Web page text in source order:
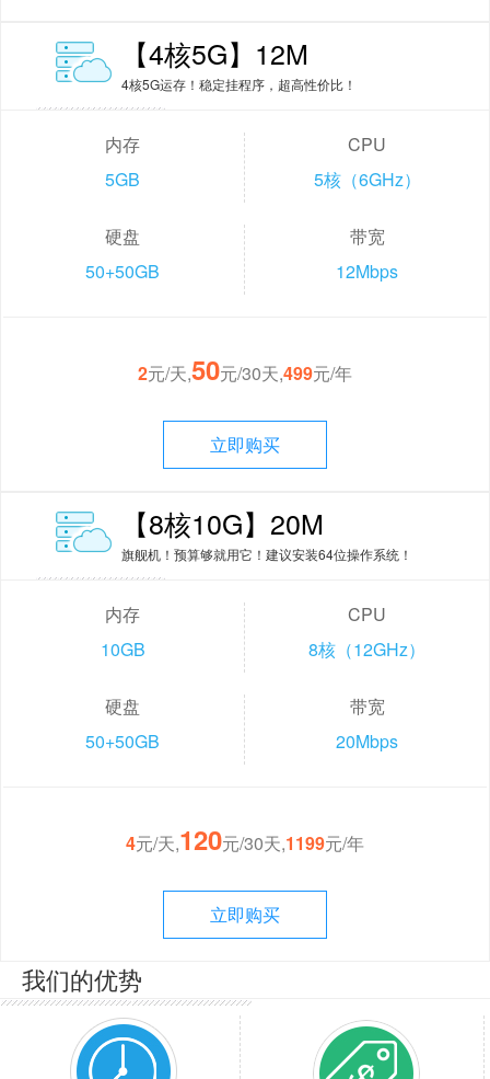
【4核5G】12M
4核5G运存！稳定挂程序，超高性价比！
内存
5GB
CPU
5核（6GHz）
硬盘
50+50GB
带宽
12Mbps
2元/天,50元/30天,499元/年
立即购买
【8核10G】20M
旗舰机！预算够就用它！建议安装64位操作系统！
内存
10GB
CPU
8核（12GHz）
硬盘
50+50GB
带宽
20Mbps
4元/天,120元/30天,1199元/年
立即购买
我们的优势